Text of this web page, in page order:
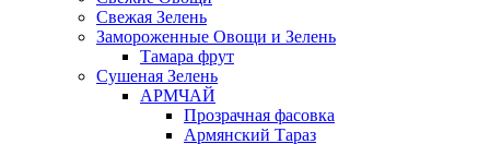
Свежая Зелень
Замороженные Овощи и Зелень
Тамара фрут
Сушеная Зелень
АРМЧАЙ
Прозрачная фасовка
Армянский Тараз